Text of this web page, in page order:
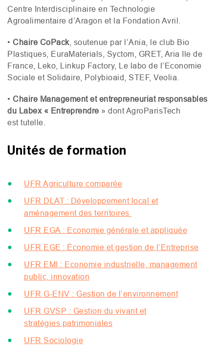
Centre Interdisciplinaire en Technologie
Agroalimentaire d’Aragon et la Fondation Avril.
• Chaire CoPack, soutenue par l’Ania, le club Bio
Plastiques, EuraMaterials, Syctom, GRET, Aria Ile de
France, Leko, Linkup Factory, Le labo de l’Economie
Sociale et Solidaire, Polybioaid, STEF, Veolia.
• Chaire Management et entrepreneuriat responsables
du Labex « Entreprendre » dont AgroParisTech
est tutelle.
Unités de formation
UFR Agriculture comparée
UFR DLAT : Développement local et
aménagement des territoires
UFR EGA : Economie générale et appliquée
UFR EGE : Économie et gestion de l’Entreprise
UFR EMI : Economie industrielle, management
public, innovation
UFR G-ENV : Gestion de l’environnement
UFR GVSP : Gestion du vivant et
stratégies patrimoniales
UFR Sociologie